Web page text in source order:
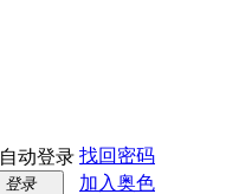
自动登录 找回密码
登录 加入奥色